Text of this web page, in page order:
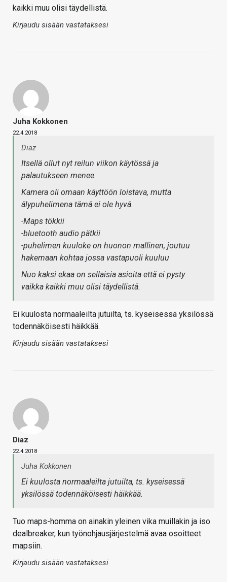
kaikki muu olisi täydellistä.
Kirjaudu sisään vastataksesi
Juha Kokkonen
22.4.2018
Diaz
Itsellä ollut nyt reilun viikon käytössä ja
palautukseen menee.
Kamera oli omaan käyttöön loistava, mutta
älypuhelimena tämä ei ole hyvä.
-Maps tökkii
-bluetooth audio pätkii
-puhelimen kuuloke on huonon mallinen, joutuu
hakemaan kohtaa jossa vastapuoli kuuluu
Nuo kaksi ekaa on sellaisia asioita että ei pysty
vaikka kaikki muu olisi täydellistä.
Ei kuulosta normaaleilta jutuilta, ts. kyseisessä yksilössä
todennäköisesti häikkää.
Kirjaudu sisään vastataksesi
Diaz
22.4.2018
Juha Kokkonen
Ei kuulosta normaaleilta jutuilta, ts. kyseisessä
yksilössä todennäköisesti häikkää.
Tuo maps-homma on ainakin yleinen vika muillakin ja iso
dealbreaker, kun työnohjausjärjestelmä avaa osoitteet
mapsiin.
Kirjaudu sisään vastataksesi